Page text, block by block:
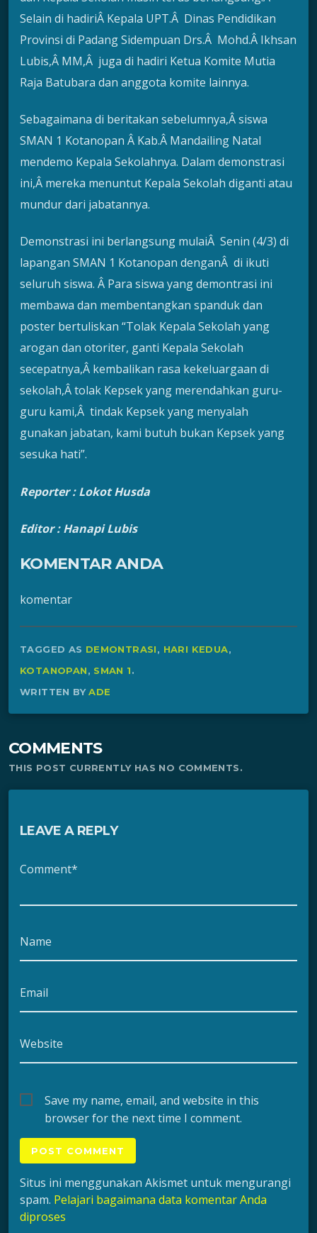
Selain di hadiriÂ Kepala UPT.Â Dinas Pendidikan
Provinsi di Padang Sidempuan Drs.Â Mohd.Â Ikhsan
Lubis,Â MM,Â juga di hadiri Ketua Komite Mutia
Raja Batubara dan anggota komite lainnya.
Sebagaimana di beritakan sebelumnya,Â siswa
SMAN 1 Kotanopan Â Kab.Â Mandailing Natal
mendemo Kepala Sekolahnya. Dalam demonstrasi
ini,Â mereka menuntut Kepala Sekolah diganti atau
mundur dari jabatannya.
Demonstrasi ini berlangsung mulaiÂ Senin (4/3) di
lapangan SMAN 1 Kotanopan denganÂ di ikuti
seluruh siswa. Â Para siswa yang demontrasi ini
membawa dan membentangkan spanduk dan
poster bertuliskan “Tolak Kepala Sekolah yang
arogan dan otoriter, ganti Kepala Sekolah
secepatnya,Â kembalikan rasa kekeluargaan di
sekolah,Â tolak Kepsek yang merendahkan guru-
guru kami,Â tindak Kepsek yang menyalah
gunakan jabatan, kami butuh bukan Kepsek yang
sesuka hati”.
Reporter : Lokot Husda
Editor : Hanapi Lubis
KOMENTAR ANDA
komentar
TAGGED AS DEMONTRASI, HARI KEDUA,
KOTANOPAN, SMAN 1.
WRITTEN BYADE
COMMENTS
THIS POST CURRENTLY HAS NO COMMENTS.
LEAVE A REPLY
Comment*
Name
Email
Website
Save my name, email, and website in this
browser for the next time I comment.
Situs ini menggunakan Akismet untuk mengurangi
spam. Pelajari bagaimana data komentar Anda
diproses